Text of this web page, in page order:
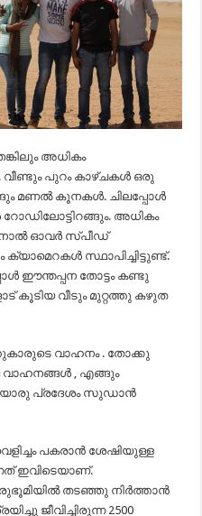
അധികം
വീണ്ടും പുറം കാഴ്ചകൾ ഒരു
മണൽ കൂനകൾ. ചിലപ്പോൾ
അധികം
ഓവർ സ്പീഡ്
സ്ഥാപിച്ചിട്ടുണ്ട്.
ഈന്തപ്പന തോട്ടം കണ്ടു
കൂടിയ വീടും മുറ്റത്തു കഴുത
വാഹനം . തോക്കു
വാഹനങ്ങൾ , എങ്ങും
പ്രദേശം സുഡാൻ
പകരാൻ ശേഷിയുള്ള
ഇവിടെയാണ്.
തടഞ്ഞു നിർത്താൻ
ജീവിച്ചിരുന്ന 2500